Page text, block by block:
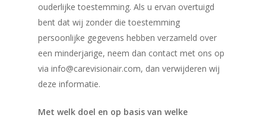
ouderlijke toestemming. Als u ervan overtuigd
bent dat wij zonder die toestemming
persoonlijke gegevens hebben verzameld over
een minderjarige, neem dan contact met ons op
via info@carevisionair.com, dan verwijderen wij
deze informatie.
Met welk doel en op basis van welke